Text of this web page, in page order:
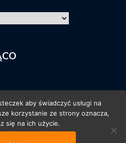
aby świadczyć usługi na
korzystanie ze strony oznacza,
się na ich użycie.